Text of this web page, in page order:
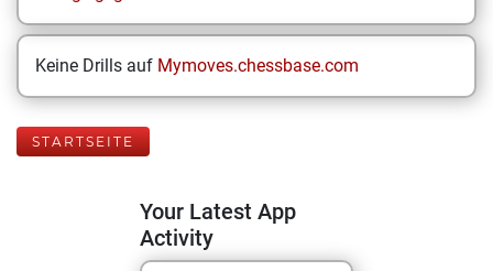
Keine Drills auf Mymoves.chessbase.com
STARTSEITE
Your Latest App
Activity